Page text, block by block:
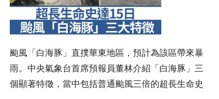
颱風「白海豚」直撲華東地區，預計為該區帶來暴
雨。中央氣象台首席預報員董林介紹「白海豚」三
個顯著特徵，當中包括普通颱風三倍的超長生命史